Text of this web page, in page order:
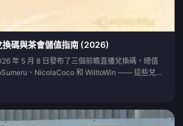
換碼與茶會儲值指南 (2026)
年 5 月 8 日發布了三個前瞻直播兌換碼，總值
、NicolaCoco 和 WilltoWin —— 這些兌換
。截至 5 月下旬，適用於「魔女妮可」版本的有效
（30 原石 + 20,000 摩拉）、